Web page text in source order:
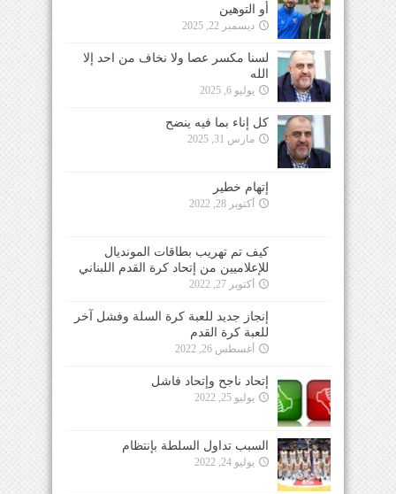
أو التوهين
ديسمبر 22, 2025
لسنا مكسر عصا ولا نخاف من احد إلا
الله
يوليو 6, 2025
كل إناء بما فيه ينضح
مارس 31, 2025
إتهام خطير
أكتوبر 28, 2022
كيف تم تهريب بطاقات المونديال
للإعلاميين من إتحاد كرة القدم اللبناني
أكتوبر 27, 2022
إنجاز جديد للعبة كرة السلة وفشل آخر
للعبة كرة القدم
أغسطس 26, 2022
إتحاد ناجح وإتحاد فاشل
يوليو 25, 2022
السبب تداول السلطة بإنتظام
يوليو 24, 2022